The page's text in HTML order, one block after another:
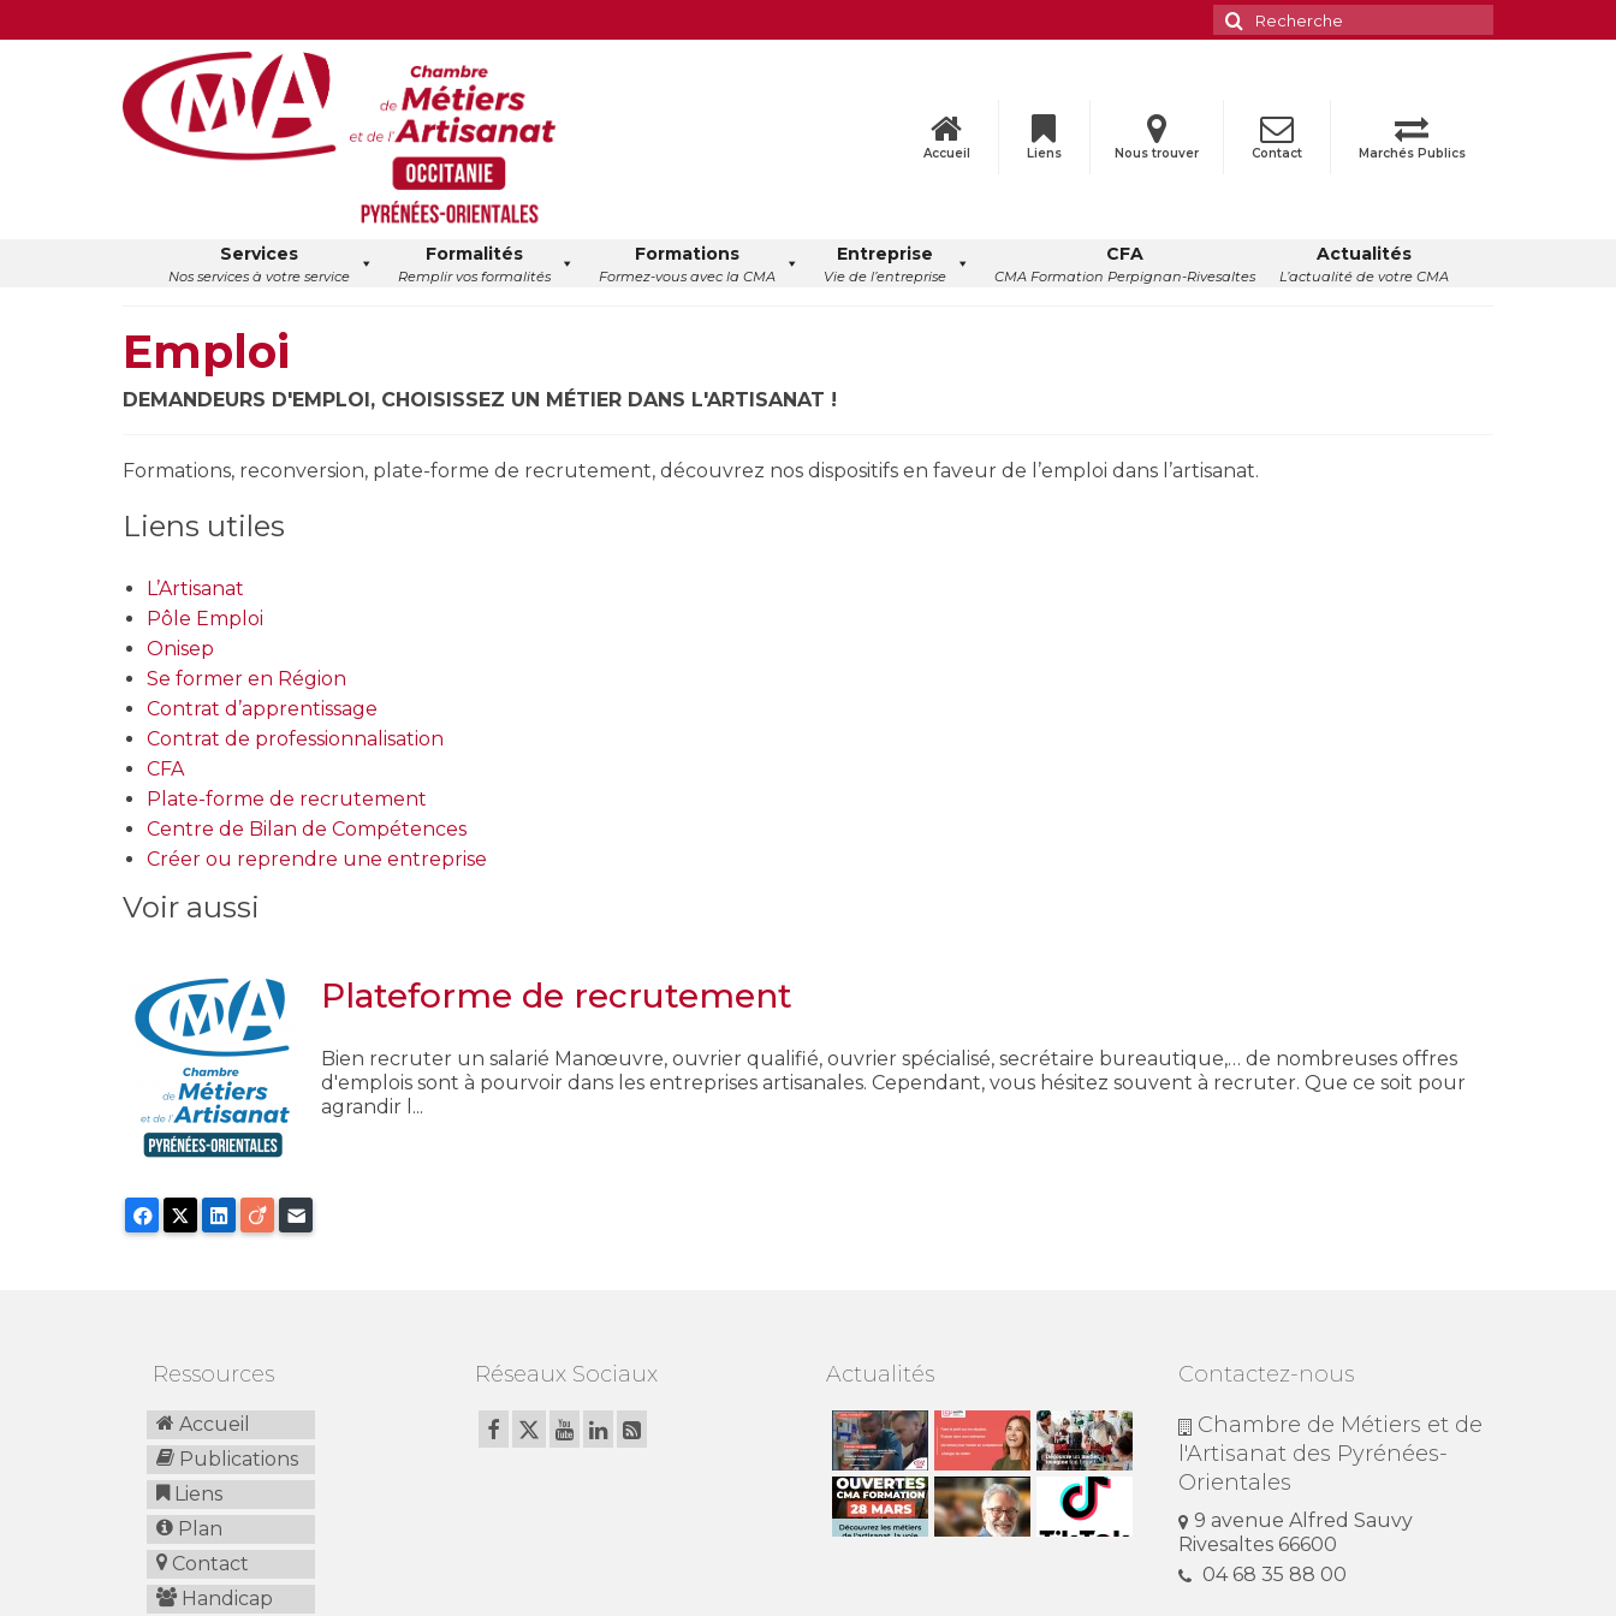
Rechercher
:
Accueil Liens Nous trouver Contact Marchés Publics
Services
Nos services à votre service
Formalités
Remplir vos formalités
Formations
Formez-vous avec la CMA
Entreprise
Vie de l’entreprise
CFA
CMA Formation Perpignan-Rivesaltes
Actualités
L’actualité de votre CMA
Emploi
DEMANDEURS D'EMPLOI, CHOISISSEZ UN MÉTIER DANS L'ARTISANAT !
Formations, reconversion, plate-forme de recrutement, découvrez nos dispositifs en faveur de l’emploi dans l’artisanat.
Liens utiles
L’Artisanat
Pôle Emploi
Onisep
Se former en Région
Contrat d’apprentissage
Contrat de professionnalisation
CFA
Plate-forme de recrutement
Centre de Bilan de Compétences
Créer ou reprendre une entreprise
Voir aussi
Plateforme de recrutement
Bien recruter un salarié Manœuvre, ouvrier qualifié, ouvrier spécialisé, secrétaire bureautique,… de nombreuses offres
d'emplois sont à pourvoir dans les entreprises artisanales. Cependant, vous hésitez souvent à recruter. Que ce soit pour
agrandir l...
Facebook LinkedIn
Viadeo
Ressources
Accueil
Publications
Liens
Plan
Contact
Handicap
Réseaux Sociaux Actualités
Contactez-nous
Chambre de Métiers et de
l'Artisanat des Pyrénées-
Orientales
9 avenue Alfred Sauvy
Rivesaltes 66600
04 68 35 88 00